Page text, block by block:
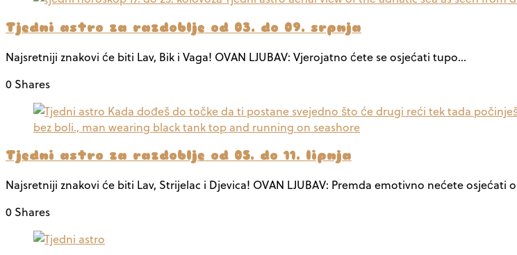
Tjedni astro za razdoblje od 03. do 09. srpnja
Najsretniji znakovi će biti Lav, Bik i Vaga! OVAN LJUBAV: Vjerojatno ćete se osjećati tupo…
0 Shares
Tjedni astro za razdoblje od 05. do 11. lipnja
Najsretniji znakovi će biti Lav, Strijelac i Djevica! OVAN LJUBAV: Premda emotivno nećete osjećati
0 Shares